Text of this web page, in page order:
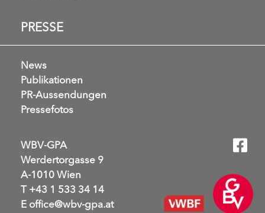
PRESSE
News
Publikationen
PR-Aussendungen
Pressefotos
WBV-GPA
Werdertorgasse 9
A-1010 Wien
T+43 1 533 34 14
E office@wbv-gpa.at